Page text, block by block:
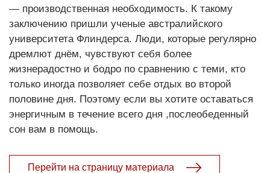
— производственная необходимость. К такому
заключению пришли ученые австралийского
университета Флиндерса. Люди, которые регулярно
дремлют днём, чувствуют себя более
жизнерадостно и бодро по сравнению с теми, кто
только иногда позволяет себе отдых во второй
половине дня. Поэтому если вы хотите оставаться
энергичным в течение всего дня ,послеобеденный
сон вам в помощь.
Перейти на страницу материала